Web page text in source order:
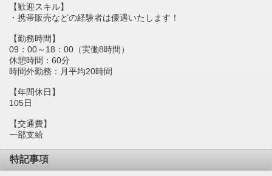
【歓迎スキル】
・携帯販売などの経験者は優遇いたします！
【勤務時間】
09：00～18：00（実働8時間）
休憩時間：60分
時間外勤務：月平均20時間
【年間休日】
105日
【交通費】
一部支給
特記事項